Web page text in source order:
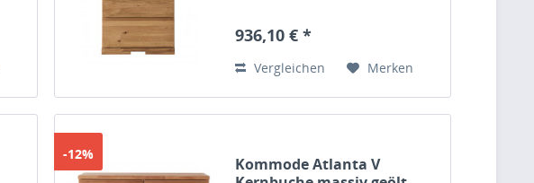
936,10 € *
Vergleichen Merken
-12%
Kommode Atlanta V